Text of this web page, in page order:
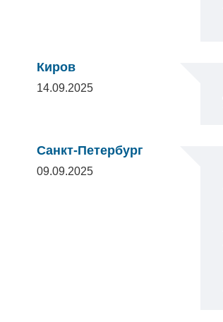
Киров
14.09.2025
Санкт-Петербург
09.09.2025